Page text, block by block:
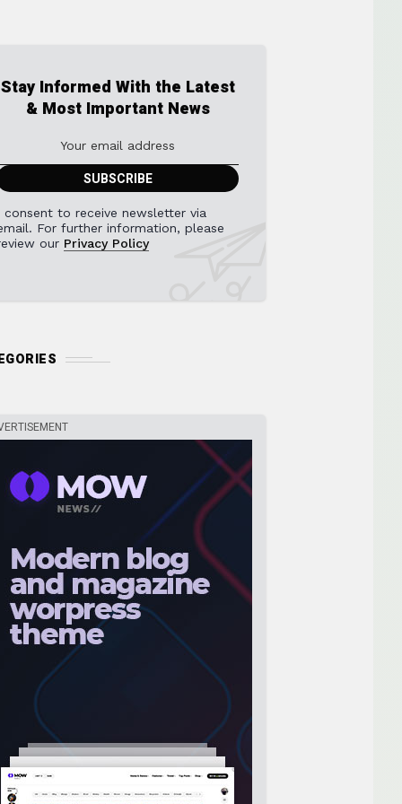
Stay Informed With the Latest
& Most Important News
consent to receive newsletter via
For further information, please
our Privacy Policy